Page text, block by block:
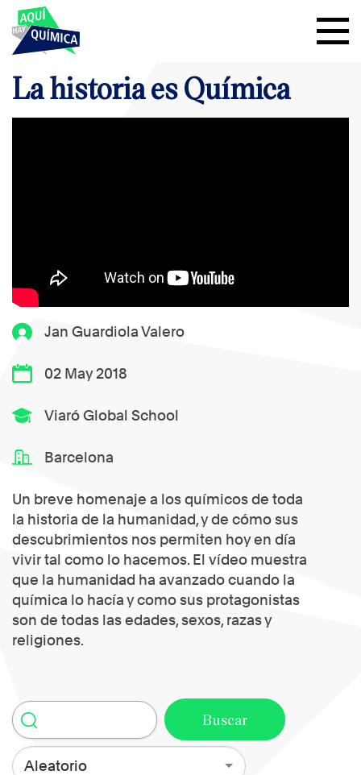
Jan Guardiola Valero
02 May 2018
Viaró Global School
Barcelona
Un breve homenaje a los químicos de toda
la historia de la humanidad, y de cómo sus
descubrimientos nos permiten hoy en día
vivir tal como lo hacemos. El vídeo muestra
que la humanidad ha avanzado cuando la
química lo hacía y como sus protagonistas
son de todas las edades, sexos, razas y
religiones.
La historia es Química
Aleatorio